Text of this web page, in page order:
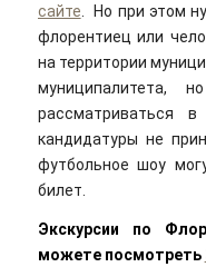
сайте . Но при этом
флорентиец или
на территории
муниципалитета,
рассматриваться
кандидатуры не
футбольное шоу
билет.
Экскурсии по
можете посмотреть